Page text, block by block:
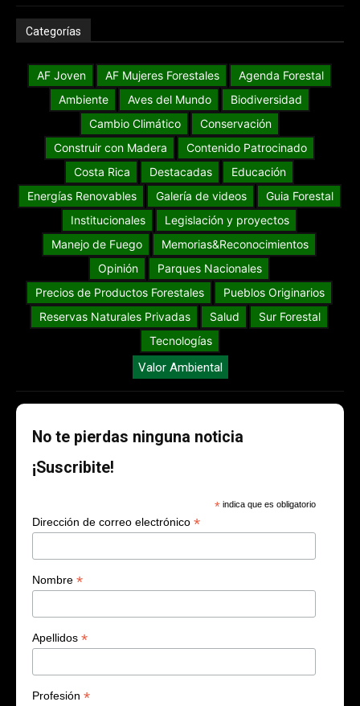
Categorías
AF Joven AF Mujeres Forestales
Agenda Forestal
Ambiente
Aves del Mundo
Biodiversidad
Cambio Climático
Conservación
Construir con Madera
Contenido Patrocinado
Costa Rica
Destacadas
Educación
Energías Renovables
Galería de videos
Guia Forestal
Institucionales
Legislación y proyectos
Manejo de Fuego
Memorias&Reconocimientos
Opinión
Parques Nacionales
Precios de Productos Forestales
Pueblos Originarios
Reservas Naturales Privadas
Salud
Sur Forestal
Tecnologías
Valor Ambiental
No te pierdas ninguna noticia
¡Suscribite!
* indica que es obligatorio
Dirección de correo electrónico *
Nombre *
Apellidos *
Profesión *